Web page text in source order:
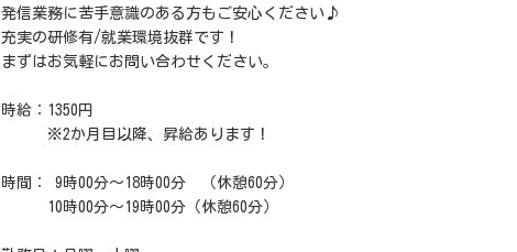
発信業務に苦手意識のある方もご安心ください♪
充実の研修有/就業環境抜群です！
まずはお気軽にお問い合わせください。
時給：1350円
※2か月目以降、昇給あります！
時間： 9時00分～18時00分 （休憩60分）
10時00分～19時00分（休憩60分）